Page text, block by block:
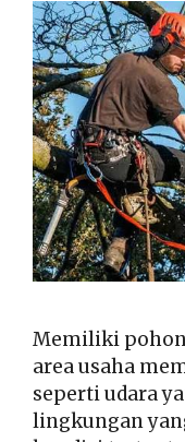
Memiliki
area usaha
seperti udara
lingkungan